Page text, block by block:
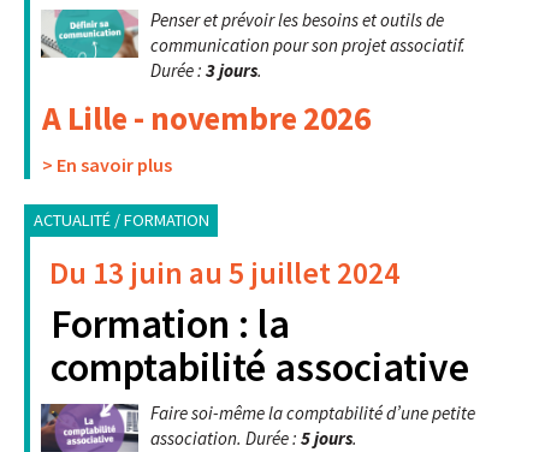
Penser et prévoir les besoins et outils de
communication pour son projet associatif.
Durée : 3 jours.
A Lille - novembre 2026
> En savoir plus
ACTUALITÉ / FORMATION
Du 13 juin au 5 juillet 2024
Formation : la
comptabilité associative
Faire soi-même la comptabilité d’une petite
association. Durée : 5 jours.